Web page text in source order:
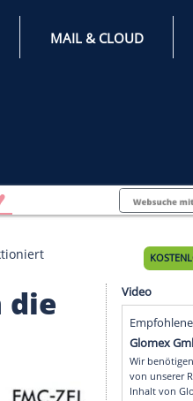
bis heute funktioniert
die